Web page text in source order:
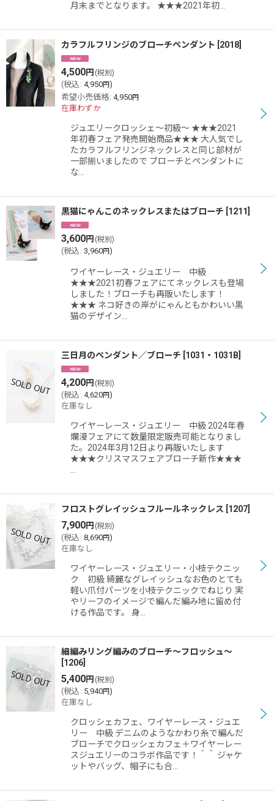
月末までとなります。 ★★★2021年初…
カラフルフリンジのブローチペンダント 2018
4,500円 (税別)
(税込 : 4,950円)
希望小売価格: 4,950円
在庫わずか
ジュエリークロッシェ〜初級〜 ★★★2021
年初春フェア発売開始商品★★★ 大人気でし
たカラフルフリンジネックレスと同じ部材が
一部揃いましたので ブローチとペンダントに
な…
黒猫にゃんこのネックレスまたはブローチ 1211
3,600円 (税別)
(税込 : 3,960円)
ワイヤーレース・ジュエリー 中級
★★★2021初春フェアにてネックレスも登場
しました！ブローチも再販いたします！
★★★ ネコ好きの岸がにゃんともかわいい黒
猫のデザイン…
三日月のペンダント／ブローチ 1031・1031B
4,200円 (税別)
(税込 : 4,620円)
在庫なし
ワイヤーレース・ジュエリー 中級 2024年春
爛漫フェアにて数量限定販売可能となりまし
た。2024年3月12日より再販いたします
★★★クリスマスフェアブローチ新作★★★
フロストグレイッシュフルールネックレス 1207
7,900円 (税別)
(税込 : 8,690円)
在庫なし
ワイヤーレース・ジュエリー・小枝テクニッ
ク 初級 綺麗なグレイッシュなお色のとても
軽い爪付パーツを小枝テクニックでねじり 実
やリーフのイメージで編んだ編み地に留め付
ける作品です。 身…
細編みリング編みのブローチ〜フロッシュ〜
1206
5,400円 (税別)
(税込 : 5,940円)
在庫なし
クロッシェカフェ、ワイヤーレース・ジュエ
リー 中級 デニムのようなかわり糸で編んだ
ブローチでクロッシェカフェ＋ワイヤーレー
スジュエリーのコラボ作品です！＾＾ ジャケ
ットやバッグ、帽子にも合…